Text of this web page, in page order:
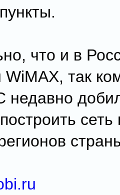
что и в
так
недавно
сеть